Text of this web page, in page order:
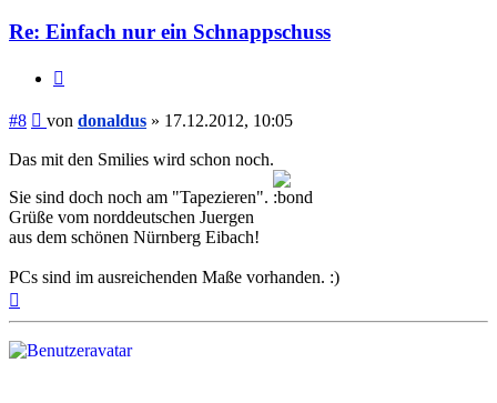
Re: Einfach nur ein Schnappschuss
#8 Beitrag
von donaldus » 17.12.2012, 10:05
Das mit den Smilies wird schon noch.
Sie sind doch noch am "Tapezieren".
Grüße vom norddeutschen Juergen
aus dem schönen Nürnberg Eibach!
PCs sind im ausreichenden Maße vorhanden. :)